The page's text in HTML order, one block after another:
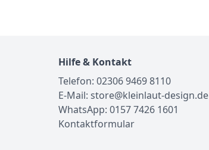
Hilfe & Kontakt
Telefon: 02306 9469 8110
E-Mail: store@kleinlaut-design.de
WhatsApp: 0157 7426 1601
Kontaktformular